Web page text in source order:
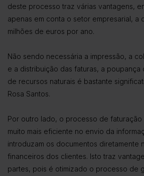
deste processo traz várias vantagens,
apenas em conta o setor empresarial, a
milhões de euros por ano.
Não sendo necessária a impressão, a
e a distribuição das faturas, a poupança
de recursos naturais é bastante
Rosa Santos.
Por outro lado, o processo de
muito mais eficiente no envio da
introduzam os documentos diretamente
financeiros dos clientes. Isto traz
partes, pois é otimizado o processo de